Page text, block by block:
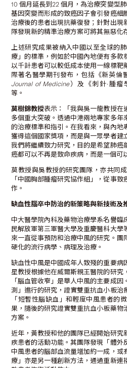
10 個月延長到22 個月，為治療突變型
基因突變而形成的致癌因子會引發癌細
治療後的患者出現抗藥復發；針對出現
隊發現新的精準治療方案可將其無惡化
上述研究成果被納入中國以至全球的
療」的標準，例如於中國內地便有多款
以千計患者可以較低成本使用一線標靶
際著名醫學期刊發布，包括《新英倫
Journal of Medicine）及《刺針·腫瘤
等。
莫樹錦教授表示：「我與吳一龍教授在
多個重大突破。透過中港兩地專家多年
的治療標準和指引。在我看來，與內地
獲得這個國家獎項，而是與一眾學者建
我們將繼續致力研究，目的是希望肺癌
癌都可以不再是致命疾病，而是一個可
莫教授與吳教授的研究團隊，亦共同
「中國胸部腫瘤研究協作組」，從事
作。
缺血性腦卒中防治的新策略與新技術及
中大醫學院內科及藥物治療學系名譽臨
民解放軍第三軍醫大學及重慶醫科大學
來一直從事預防和治療中風的研究。團
硬化的流行病學、病理及治療。
缺血性中風是中國成年人致殘的重要病
星教授根據他在威爾斯親王醫院的研究
「腦血管收窄」是華人中風的主要成
測」進行的研究，證實雙重抗血小板治
「短暫性腦缺血」和輕度中風患者的
果，隨後的研究證實雙重抗血小板藥物
方案。
近年，黃教授和他的團隊已經開始研究
疾患者的活動功能。其團隊發現「體外
中風患者的腦部血流量增加約一成，或
療」亦是另一種創新方法，通過重新連